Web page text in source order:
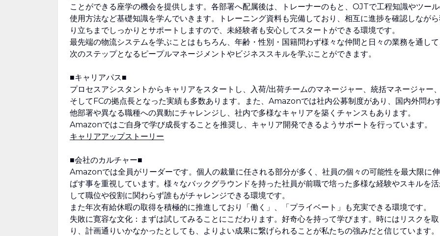
ことができる座学の機会を提供します。各部署へ配属後は、トレーナーのもと、OJTで工程知識やツー
使用方法など基礎知識を学んでいきます。トレーニング資料も完備しており、相互に進捗を確認しなが
り立ちまでしっかりとサポートしますので、未経験者も安心してスタートができる環境です。
最先端の物流システムを学ぶことはもちろん、年齢・性別・国籍問わず様々な仲間と日々の業務を通して
次のステップとなるピープルマネージメントやビジネススキルを学ぶことができます。
■キャリアパス■
プロセスアシスタントからキャリアをスタートし、入荷/出荷チームのマネージャー、統括マネージャー、
そしてFCの拠点長となった実績も多数あります。また、Amazonでは社内公募制度があり、国内外問わ
他部署や異なる職種への異動にチャレンジし、社内で多様なキャリアを築くチャンスもあります。
Amazonではご自身で学び成長することを推奨し、キャリア開発できるようサポートを行っています。
キャリアアップストーリー
■会社のカルチャー■
Amazonでは全員がリーダーです。個人の裁量に任される部分が多く、社員の個々の可能性を最大限に伸
ばす事を重視しています。様々なバックグラウンドを持った社員が前職で培った多様な経験やスキルを
して職位や役割に関わらず誰もがチャレンジできる環境です。
また年次有給休暇の取得を積極的に推進しており「働く」、「プライベート」も充実できる環境です。
失敗に寛容な文化：まずは試してみることにこだわります。好奇心を持って学びます。時にはリスクを取
り、計画通りいかなかったとしても、よりよい成果に繋げられることが私たちの強みだと信じています。